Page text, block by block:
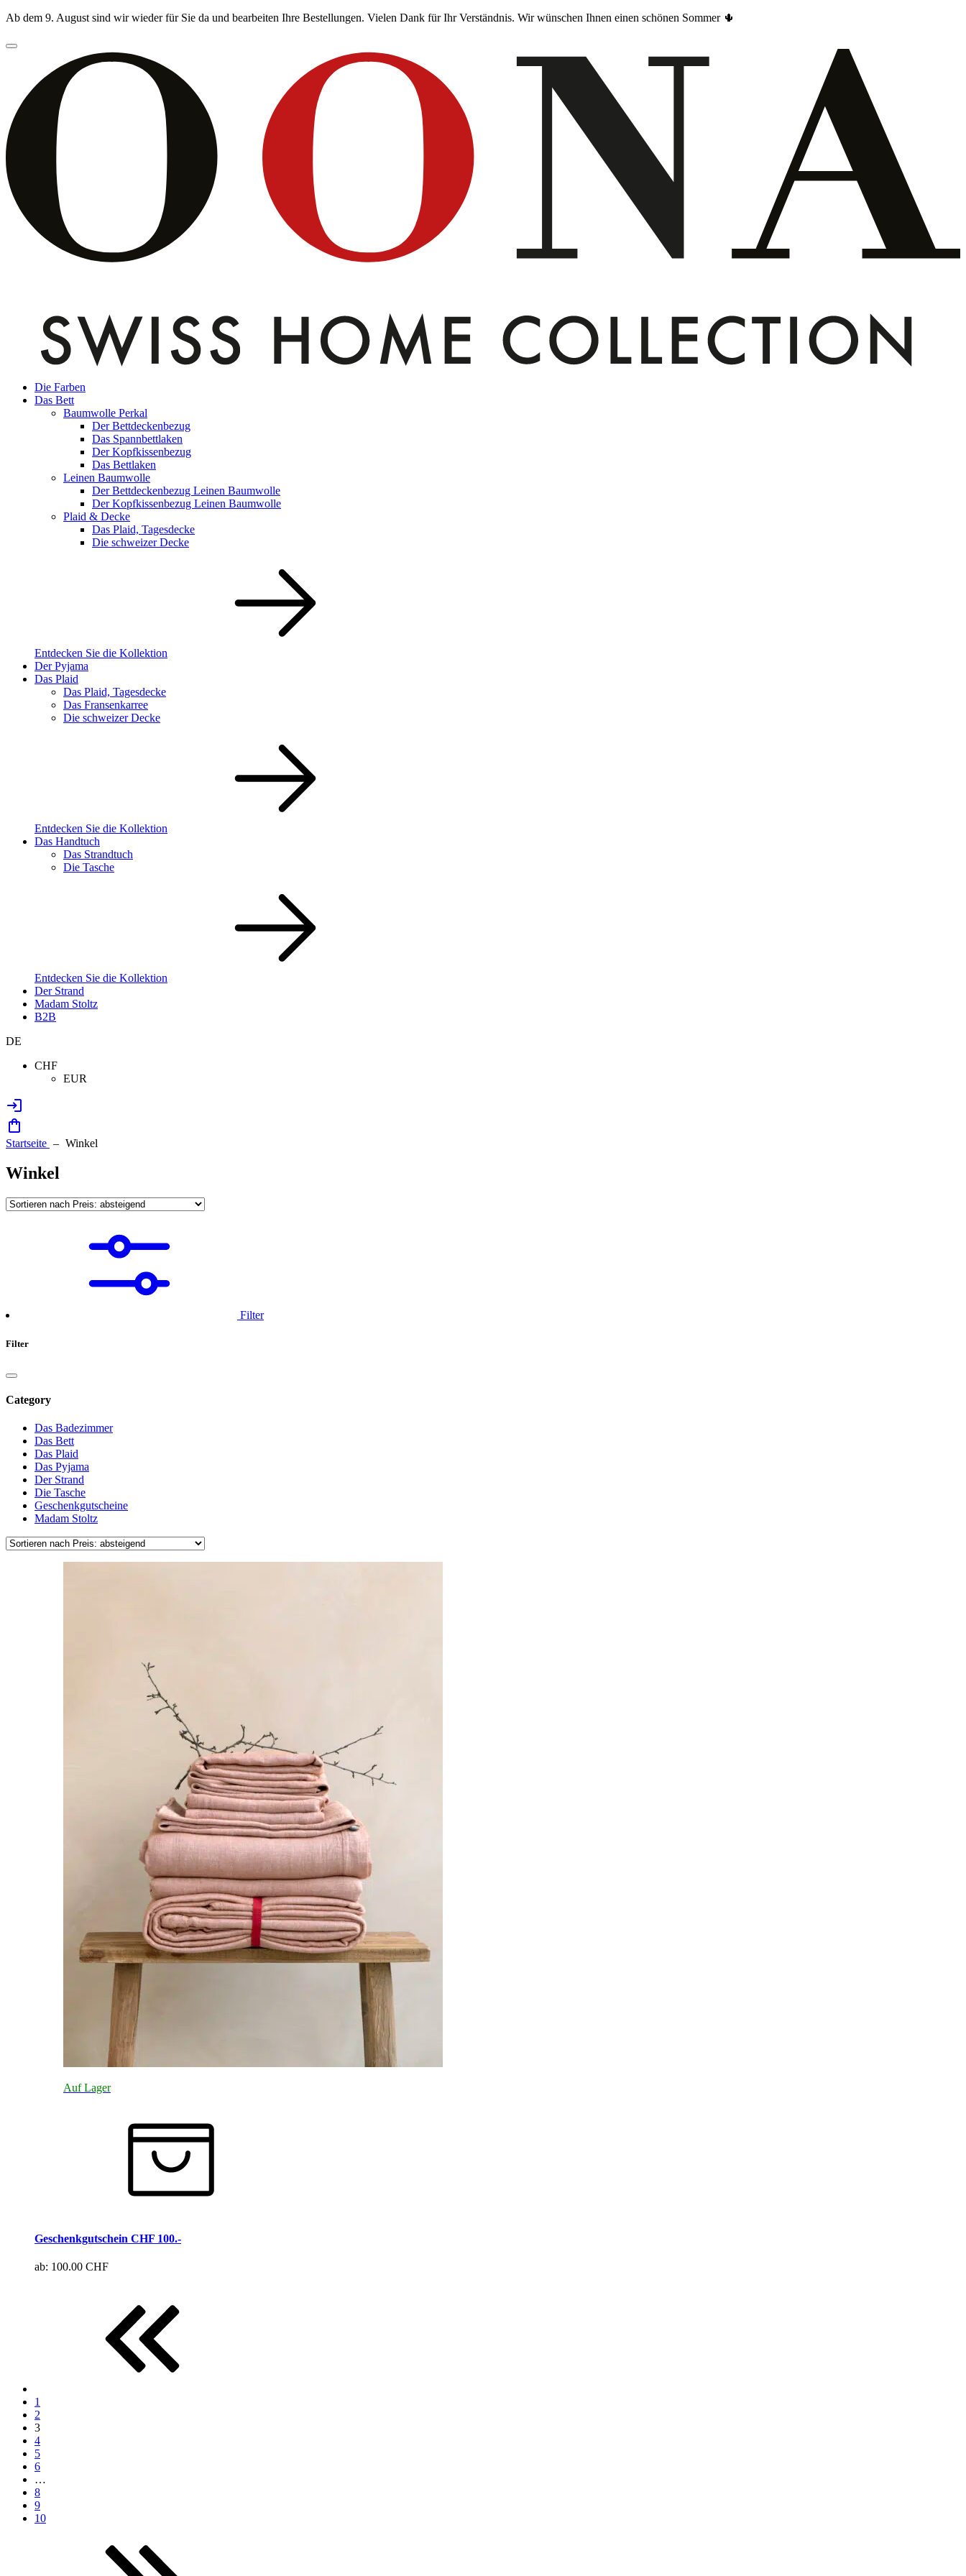
Ab dem 9. August sind wir wieder für Sie da und bearbeiten Ihre Bestellungen. Vielen Dank für Ihr Verständnis. Wir wünschen Ihnen einen schönen Sommer 🌵
Die Farben
Das Bett
Baumwolle Perkal
Der Bettdeckenbezug
Das Spannbettlaken
Der Kopfkissenbezug
Das Bettlaken
Leinen Baumwolle
Der Bettdeckenbezug Leinen Baumwolle
Der Kopfkissenbezug Leinen Baumwolle
Plaid & Decke
Das Plaid, Tagesdecke
Die schweizer Decke
Entdecken Sie die Kollektion
Der Pyjama
Das Plaid
Das Plaid, Tagesdecke
Das Fransenkarree
Die schweizer Decke
Entdecken Sie die Kollektion
Das Handtuch
Das Strandtuch
Die Tasche
Entdecken Sie die Kollektion
Der Strand
Madam Stoltz
B2B
DE
CHF
EUR
Startseite Winkel
Winkel
Filter
Filter
Category
Das Badezimmer
Das Bett
Das Plaid
Das Pyjama
Der Strand
Die Tasche
Geschenkgutscheine
Madam Stoltz
Auf Lager
Geschenkgutschein CHF 100.-
ab: 100.00 CHF
1
2
3
4
5
6
…
8
9
10